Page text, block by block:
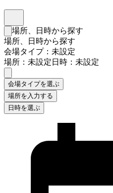
検索フォームを閉じる
場所、日時から探す
場所、日時から探す
会場タイプ：未設定
場所：未設定日時：未設定
会場タイプを選ぶ
場所を入力する
日時を選ぶ